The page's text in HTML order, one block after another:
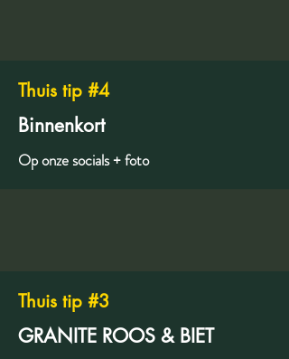
Thuis tip #4
Binnenkort
Op onze socials + foto
Thuis tip #3
GRANITE ROOS & BIET